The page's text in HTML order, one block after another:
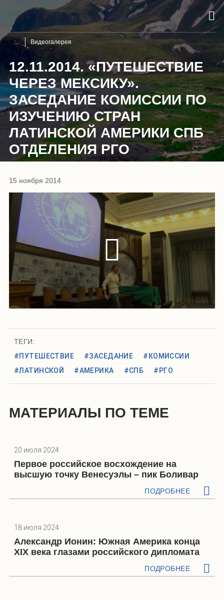
Видеогалерея
12.11.2014. «ПУТЕШЕСТВИЕ
ЧЕРЕЗ МЕКСИКУ».
ЗАСЕДАНИЕ КОМИССИИ ПО
ИЗУЧЕНИЮ СТРАН
ЛАТИНСКОЙ АМЕРИКИ СПБ
ОТДЕЛЕНИЯ РГО
15 ноября 2014
ТЕГИ:
#ПУТЕШЕСТВИЕ
#ЗАСЕДАНИЕ
#КОМИССИИ
#ЛАТИНСКОЙ
#АМЕРИКА #СПБ #РГО
МАТЕРИАЛЫ ПО ТЕМЕ
20 июля 2024
Первое российское восхождение на
высшую точку Венесуэлы – пик Боливар
ПОДРОБНЕЕ
18 июля 2024
Александр Ионин: Южная Америка конца
XIX века глазами российского дипломата
ПОДРОБНЕЕ